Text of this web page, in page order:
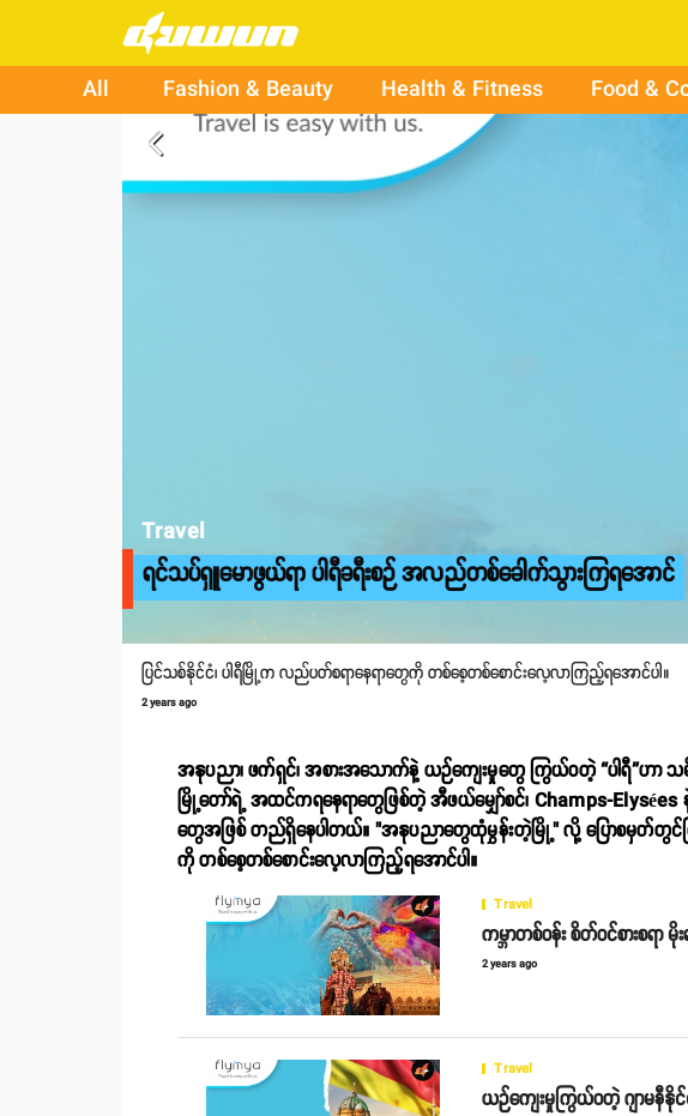
All
Fashion & Beauty Health & Fitness Food &
arrow_back_ios
Travel
ရင်သပ်ရှူမောဖွယ်ရာ ပါရီခရီးစဉ် အလည်တစ်ခေါက်သွားကြရအောင်
ပြင်သစ်နိုင်ငံ၊ ပါရီမြို့က လည်ပတ်စရာနေရာတွေကို တစ်စေ့တစ်စောင်းလေ့လာကြည့်ရအောင်ပါ။
2 years ago
အနုပညာ၊ ဖက်ရှင်၊ အစားအသောက်နဲ့ ယဉ်ကျေးမှုတွေ ကြွယ်ဝတဲ့ “ပါရီ”ဟာ
မြို့တော်ရဲ့ အထင်ကရနေရာတွေဖြစ်တဲ့ အီဖယ်မျှော်စင်၊ Champs-
တွေအဖြစ် တည်ရှိနေပါတယ်။ "အနုပညာတွေထုံမွှန်းတဲ့မြို့" လို့ ပြောစမှတ်တွင်
ကို တစ်စေ့တစ်စောင်းလေ့လာကြည့်ရအောင်ပါ။
Travel
ကမ္ဘာတစ်ဝန်း စိတ်ဝင်စားစရာ
2 years ago
Travel
ယဉ်ကျေးမှုကြွယ်ဝတဲ့ ဂျာမနီ